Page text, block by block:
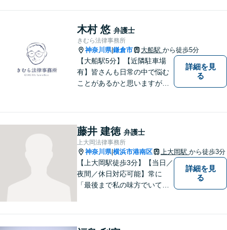
お問い合わせください。
木村 悠 弁護士
きむら法律事務所
神奈川県|鎌倉市 大船駅 から徒歩5分
【大船駅5分】【近隣駐車場
有】皆さんも日常の中で悩む
ことがあるかと思いますが、
方々により良い法律サービス
を届けていきたいと思いま
す。 ぜひご相談ください。
詳細を見
る
藤井 建徳 弁護士
上大岡法律事務所
神奈川県|横浜市港南区 上大岡駅 から徒歩3分
【上大岡駅徒歩3分】【当日／
夜間／休日対応可能】常に
「最後まで私の味方でいてく
詳細を見
る